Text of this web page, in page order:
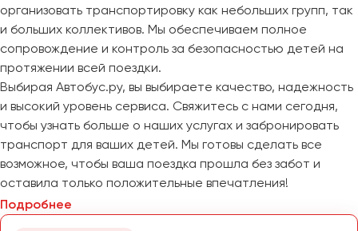
организовать транспортировку как небольших групп, так
и больших коллективов. Мы обеспечиваем полное
сопровождение и контроль за безопасностью детей на
протяжении всей поездки.
Выбирая Автобус.ру, вы выбираете качество, надежность
и высокий уровень сервиса. Свяжитесь с нами сегодня,
чтобы узнать больше о наших услугах и забронировать
транспорт для ваших детей. Мы готовы сделать все
возможное, чтобы ваша поездка прошла без забот и
оставила только положительные впечатления!
Подробнее